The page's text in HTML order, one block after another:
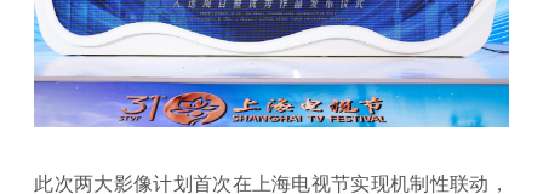
此次两大影像计划首次在上海电视节实现机制性联动，